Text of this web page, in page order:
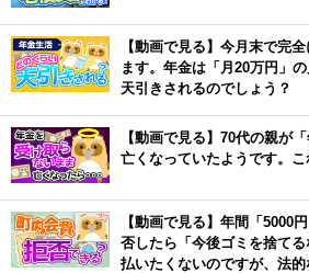
【動画で見る】今月末で完
ます。年金は「月20万円」
天引きされるのでしょう？
【動画で見る】70代の親が
亡くなっていたようです。
【動画で見る】年間「5000
否したら「今後ゴミを捨て
払いたくないのですが、法